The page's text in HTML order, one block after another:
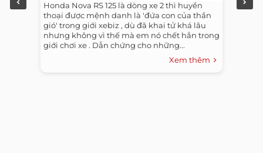
Honda Nova RS 125 là dòng xe 2 thì huyền
thoại được mệnh danh là 'đứa con của thần
gió' trong giới xebiz , dù đã khai tử khá lâu
nhưng không vì thế mà em nó chết hẳn trong
giới chơi xe . Dẫn chứng cho những...
Xem thêm